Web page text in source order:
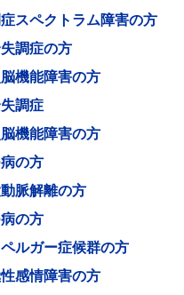
スペクトラム障害の方
調症の方
機能障害の方
調症
機能障害の方
の方
脈解離の方
の方
ルガー症候群の方
感情障害の方